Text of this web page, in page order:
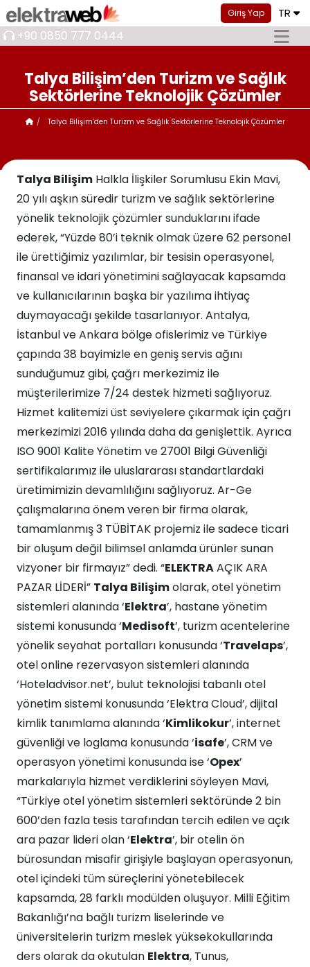
Giriş Yap TR
+90 0850 777 0444
Talya Bilişim’den Turizm ve Sağlık
Sektörlerine Teknolojik Çözümler
Talya Bilişim’den Turizm ve Sağlık Sektörlerine Teknolojik Çözümler
Talya Bilişim Halkla İlişkiler Sorumlusu Ekin Mavi,
20 yılı aşkın süredir turizm ve sağlık sektörlerine
yönelik teknolojik çözümler sunduklarını ifade
ederek, “Yüzde 80’i teknik olmak üzere 62 personel
ile ürettiğimiz yazılımlar, bir tesisin operasyonel,
finansal ve idari yönetimini sağlayacak kapsamda
ve kullanıcılarının başka bir yazılıma ihtiyaç
duymayacağı şekilde tasarlanıyor. Antalya,
İstanbul ve Ankara bölge ofislerimiz ve Türkiye
çapında 38 bayimizle en geniş servis ağını
sunduğumuz gibi, çağrı merkezimiz ile
müşterilerimize 7/24 destek hizmeti sağlıyoruz.
Hizmet kalitemizi üst seviyelere çıkarmak için çağrı
merkezimizi 2016 yılında daha da genişlettik. Ayrıca
ISO 9001 Kalite Yönetim ve 27001 Bilgi Güvenliği
sertifikalarımız ile uluslararası standartlardaki
üretimimizin devamlılığını sağlıyoruz. Ar-Ge
çalışmalarına önem veren bir firma olarak,
tamamlanmış 3 TÜBİTAK projemiz ile sadece ticari
bir oluşum değil bilimsel anlamda ürünler sunan
vizyoner bir firmayız” dedi. “ELEKTRAAÇIK ARA
PAZAR LİDERİ” Talya Bilişimolarak, otel yönetim
sistemleri alanında ‘Elektra’, hastane yönetim
sistemi konusunda ‘Medisoft’, turizm acentelerine
yönelik seyahat portalları konusunda ‘Travelaps’,
otel online rezervasyon sistemleri alanında
‘Hoteladvisor.net’, bulut teknolojisi tabanlı otel
yönetim sistemi konusunda ‘Elektra Cloud’, dijital
kimlik tanımlama alanında ‘Kimlikokur’, internet
güvenliği ve loglama konusunda ‘isafe’, CRM ve
operasyon yönetimi konusunda ise ‘Opex’
markalarıyla hizmet verdiklerini söyleyen Mavi,
“Türkiye otel yönetim sistemleri sektöründe 2 bin
600’den fazla tesis tarafından tercih edilen ve açık
ara pazar lideri olan ‘Elektra’, bir otelin ön
bürosundan misafir girişiyle başlayan operasyonun,
otel içindeki tüm süreçlerini yönetebilecek
kapsamda, 28 farklı modülden oluşuyor. Milli Eğitim
Bakanlığı’na bağlı turizm liselerinde ve
üniversitelerin turizm meslek yüksekokullarında
ders olarak da okutulan Elektra, Tunus,